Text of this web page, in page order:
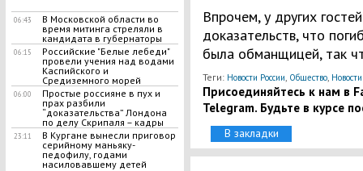
06:43
В Московской области во
время митинга стреляли в
кандидата в губернаторы
06:15
Российские "Белые лебеди"
провели учения над водами
Каспийского и
Средиземного морей
06:00
Простые россияне в пух и
прах разбили
“доказательства” Лондона
по делу Скрипаля – кадры
23:11
В Кургане вынесли приговор
серийному маньяку-
педофилу, годами
насиловавшему детей
Впрочем, у других
доказательств, что
была обманщицей, так
Теги: Новости России, Общество,
Присоединяйтесь к нам в
Telegram. Будьте в курсе
В закладки